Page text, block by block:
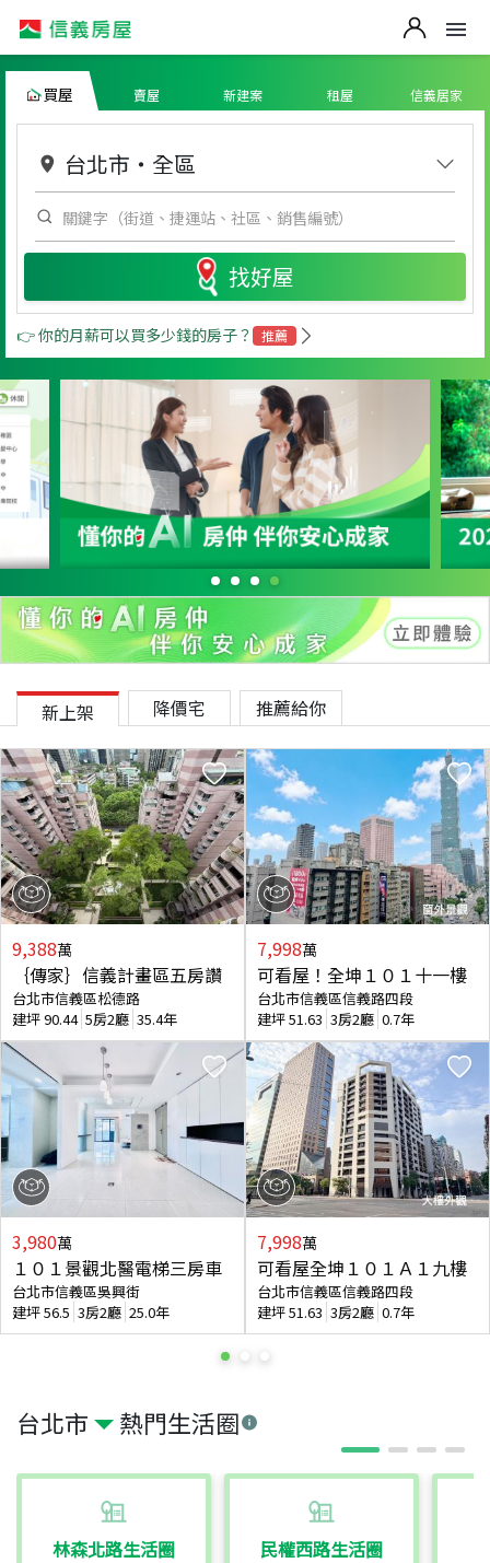
買屋 賣屋 新建案 租屋 信義居家
台北市 ・ 全區
找好屋
👉 你的月薪可以買多少錢的房子？ 推薦
台北市 熱門生活圈
林森北路生活圈 民權西路生活圈
新上架 降價宅 推薦給你
9,388萬
｛傳家｝信義計畫區五房讚
台北市信義區松德路
建坪90.44 5房2廳 35.4年
3,980萬
１０１景觀北醫電梯三房車
台北市信義區吳興街
建坪56.5 3房2廳 25.0年
7,998萬
可看屋！全坤１０１十一樓
台北市信義區信義路四段
建坪51.63 3房2廳 0.7年
7,998萬
可看屋全坤１０１Ａ１九樓
台北市信義區信義路四段
建坪51.63 3房2廳 0.7年